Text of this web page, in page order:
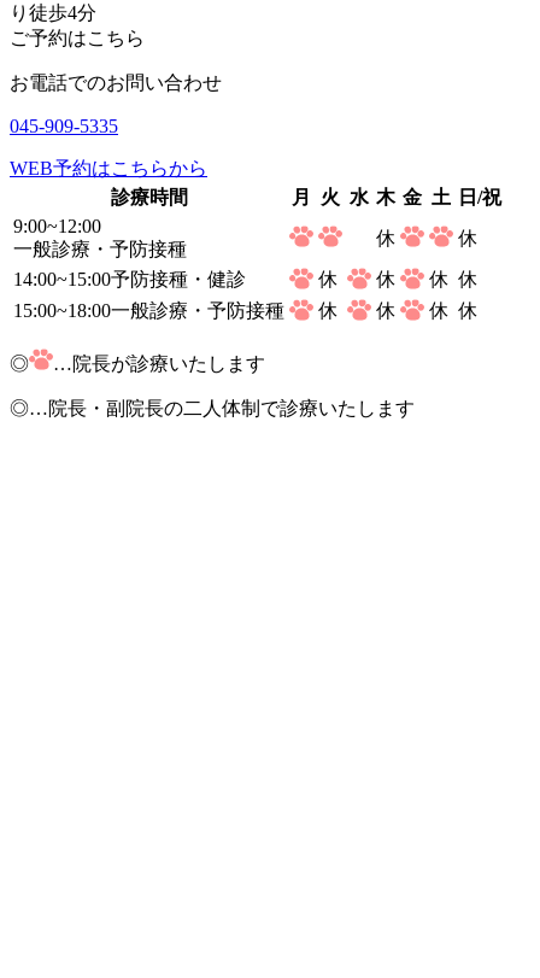
り徒歩4分
ご予約はこちら
お電話でのお問い合わせ
045-909-5335
WEB予約はこちらから
診療時間
月 火 水 木 金 土
日/祝
9:00~12:00
一般診療・予防接種
休
休
14:00~15:00予防接種・健診 休 休 休 休
15:00~18:00一般診療・予防接種 休 休 休 休
◎ …院長が診療いたします
◎…院長・副院長の二人体制で診療いたします